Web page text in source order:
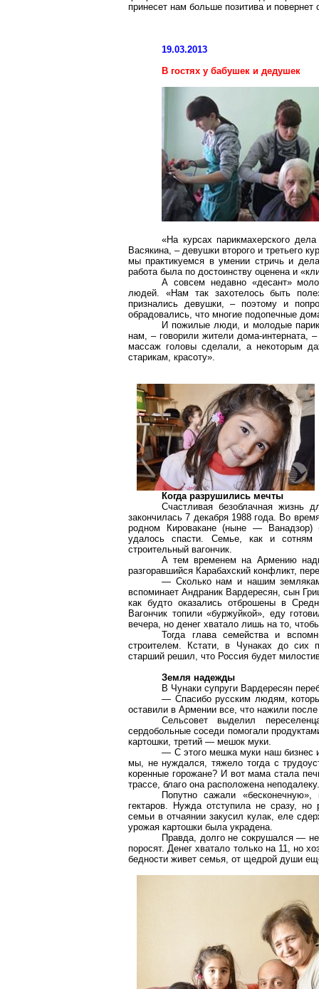
принесет нам больше позитива и повернет
19.03.2013
В гостях у бабушек и дедушек
«На курсах парикмахерского
Васякина, – девушки второго и третьего
мы практикуемся в умении стричь и
работа была по достоинству оценена и
А совсем недавно «десант»
людей. «Нам так захотелось быть
признались девушки, – поэтому и
обрадовались, что многие подопечные
И пожилые люди, и молодые
нам, – говорили жители дома-интерната,
массаж головы сделали, а некоторым
старикам, красоту».
Когда разрушились мечты
Счастливая безоблачная жизнь
закончилась 7 декабря 1988 года. Во
родном Кировакане (ныне —
удалось спасти. Семье, как и сотням
строительный вагончик.
А тем временем на Армению
разгоравшийся Карабахский конфликт,
— Сколько нам и нашим
вспоминает Андраник Вардересян, сын
как будто оказались отброшены в
Вагончик топили «буржуйкой», еду
вечера, но денег хватало лишь на то,
Тогда глава семейства и
строителем. Кстати, в Чунаках до сих
старший решил, что Россия будет
Земля надежды
В Чунаки супруги Вардересян
— Спасибо русским людям,
оставили в Армении все, что нажили
Сельсовет выделил
сердобольные соседи помогали
картошки, третий — мешок муки.
— С этого мешка муки наш бизнес
мы, не нуждался, тяжело тогда с
коренные горожане? И вот мама стала
трассе, благо она расположена неподалеку.
Попутно сажали
гектаров. Нужда отступила не сразу,
семьи в отчаянии закусил кулак, еле
урожая картошки была украдена.
Правда, долго не сокрушался —
поросят. Денег хватало только на 11, но
бедности живет семья, от щедрой души